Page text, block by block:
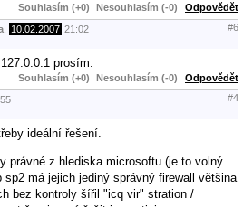
Souhlasím (+0) Nesouhlasím (-0) Odpovědět
10.02.2007 21:02 #6
prosím.
Souhlasím (+0) Nesouhlasím (-0) Odpovědět
#4
ideální řešení.
právné z hlediska microsoftu (je to volný
má jejich jediný správný firewall většina
bez kontroly šířil "icq vir" stration /